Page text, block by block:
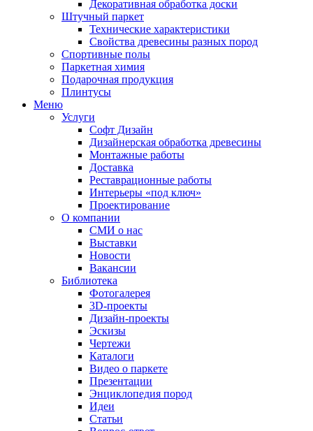
Декоративная обработка доски
Штучный паркет
Технические характеристики
Свойства древесины разных пород
Спортивные полы
Паркетная химия
Подарочная продукция
Плинтусы
Меню
Услуги
Софт Дизайн
Дизайнерская обработка древесины
Монтажные работы
Доставка
Реставрационные работы
Интерьеры «под ключ»
Проектирование
О компании
СМИ о нас
Выставки
Новости
Вакансии
Библиотека
Фотогалерея
3D-проекты
Дизайн-проекты
Эскизы
Чертежи
Каталоги
Видео о паркете
Презентации
Энциклопедия пород
Идеи
Статьи